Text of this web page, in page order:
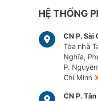
HỆ THỐNG
CN P. Sài
Tòa nhà
Nghĩa,
P.
Chí Minh
CN P.